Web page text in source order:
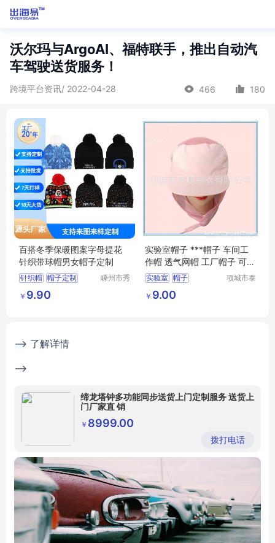
沃尔玛与ArgoAI、福特联手，推出自动汽
车驾驶送货服务！
跨境平台资讯/ 2022-04-28 466 180
百搭冬季保暖图案字母提花
针织带球帽男女帽子定制
针织帽 帽子定制
腈纶氨纶帽子
带球帽子
嵊州市秀
￥ 9.90
实验室帽子 ***帽子 车间工
作帽 透气网帽 工厂帽子 可定
制
实验室 帽子
项城市泰
￥ 9.00
--> 了解详情
-->
缔龙塔钟多功能同步送货上门定制服务 送货上
门厂家直 销
￥ 8999.00
拨打电话